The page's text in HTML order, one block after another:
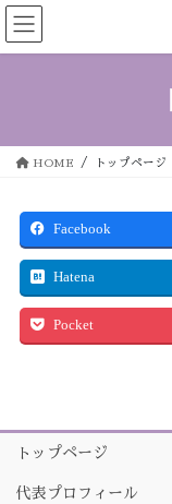
コ
ン
テ
ス
ナ
ビ
ゲ
ン
HOME トップページ
Facebook
Hatena
Pocket
トップページ
代表プロフィール